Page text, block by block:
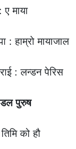
माया
: हाम्रो मायाजाल
: लन्डन पेरिस
पुरुष
को हौ